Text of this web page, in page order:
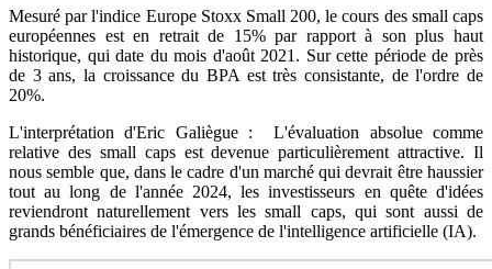
Mesuré par l'indice Europe Stoxx Small 200, le cours des small caps
européennes est en retrait de 15% par rapport à son plus haut
historique, qui date du mois d'août 2021. Sur cette période de près
de 3 ans, la croissance du BPA est très consistante, de l'ordre de
20%.
L'interprétation d'Eric Galiègue : L'évaluation absolue comme
relative des small caps est devenue particulièrement attractive. Il
nous semble que, dans le cadre d'un marché qui devrait être haussier
tout au long de l'année 2024, les investisseurs en quête d'idées
reviendront naturellement vers les small caps, qui sont aussi de
grands bénéficiaires de l'émergence de l'intelligence artificielle (IA).